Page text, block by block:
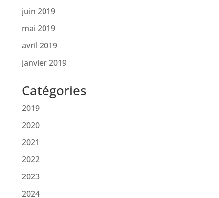
juin 2019
mai 2019
avril 2019
janvier 2019
Catégories
2019
2020
2021
2022
2023
2024